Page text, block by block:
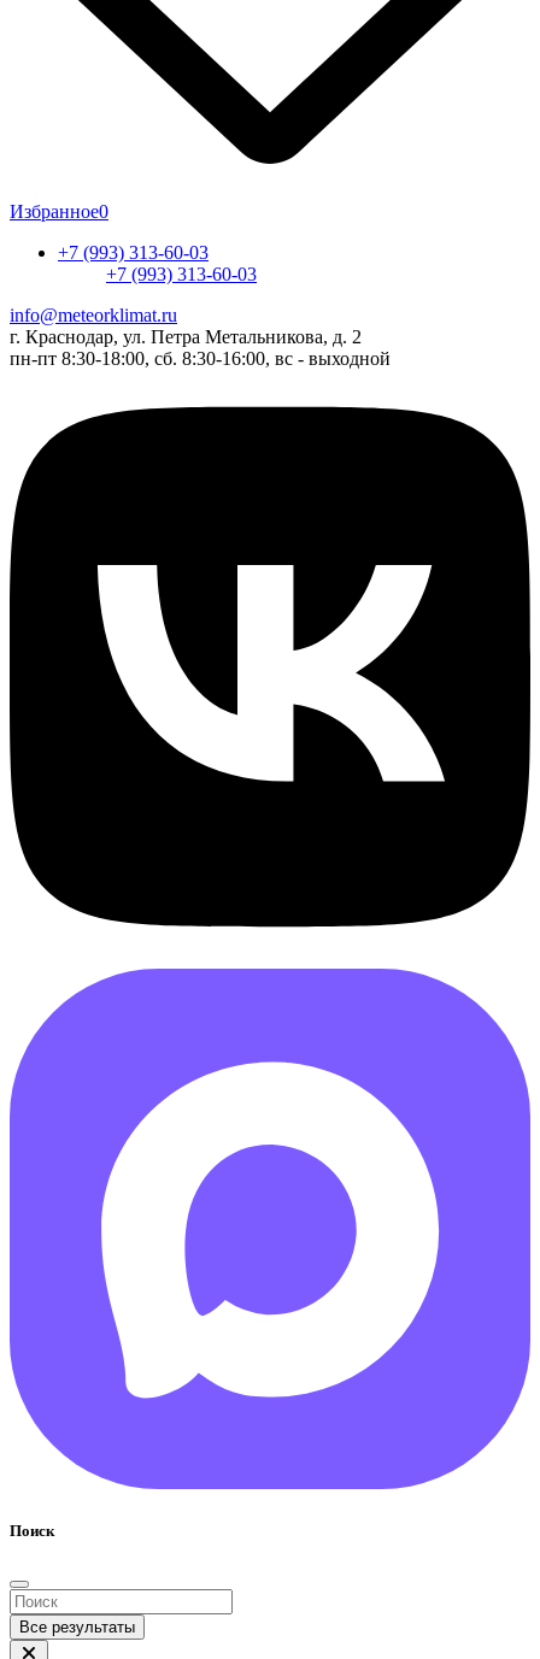
Избранное0
+7 (993) 313-60-03
+7 (993) 313-60-03
info@meteorklimat.ru
г. Краснодар, ул. Петра Метальникова, д. 2
пн-пт 8:30-18:00, сб. 8:30-16:00, вс - выходной
Поиск
Все результаты